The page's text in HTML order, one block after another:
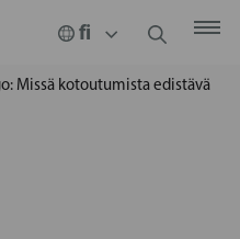
Missä kotoutumista edistävä